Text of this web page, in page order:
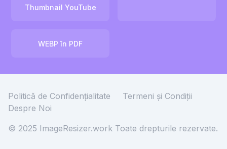
Thumbnail YouTube
WEBP în PDF
Politică de Confidențialitate
Termeni și Condiții
Despre Noi
© 2025 ImageResizer.work Toate drepturile rezervate.